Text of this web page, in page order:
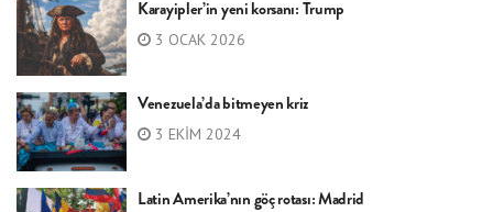
Karayipler’in yeni korsanı: Trump
3 OCAK 2026
Venezuela’da bitmeyen kriz
3 EKIM 2024
Latin Amerika’nın göç rotası: Madrid